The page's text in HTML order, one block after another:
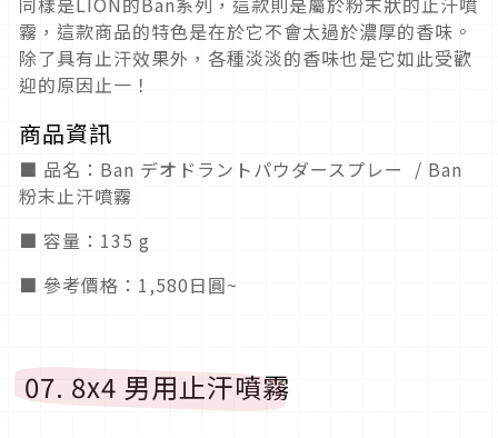
霧，這款商品的特色是在於它不會太過於濃厚的香味。
除了具有止汗效果外，各種淡淡的香味也是它如此受歡
迎的原因止一！
商品資訊
■ 品名：Ban デオドラントパウダースプレー / Ban
粉末止汗噴霧
■ 容量：135 g
■ 參考價格：1,580日圓~
07. 8x4 男用止汗噴霧